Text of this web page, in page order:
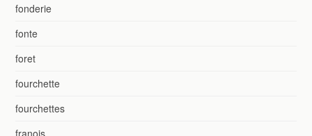
fonderie
fonte
foret
fourchette
fourchettes
franois